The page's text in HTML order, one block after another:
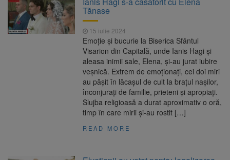
Ormeniș
6 august 2026
AUR a lansat platforma
suspeND.ro pentru urmărirea inițiativei de
suspendare a președintelui Nicușor Dan
Înalta Curte analizează
dosarul lui Călin Georgescu și Horațiu Potra.
Judecătorii decid dacă începe procesul
Strategia națională pentru
biodiversitate 2026-2030, adoptată de Senat.
Proiectul merge la promulgare
Tănase
15 iulie 2024
Emoție și bucurie la Biserica Sfântul
Visarion din Capitală, unde Ianis Hagi și
aleasa inimii sale, Elena, și-au jurat iubire
veșnică. Extrem de emoționați, cei doi miri
au pășit în lăcașul de cult la brațul nașilor,
înconjurați de familie, prieteni și apropiați.
Slujba religioasă a durat aproximativ o oră,
timp în care mirii și-au rostit […]
READ MORE